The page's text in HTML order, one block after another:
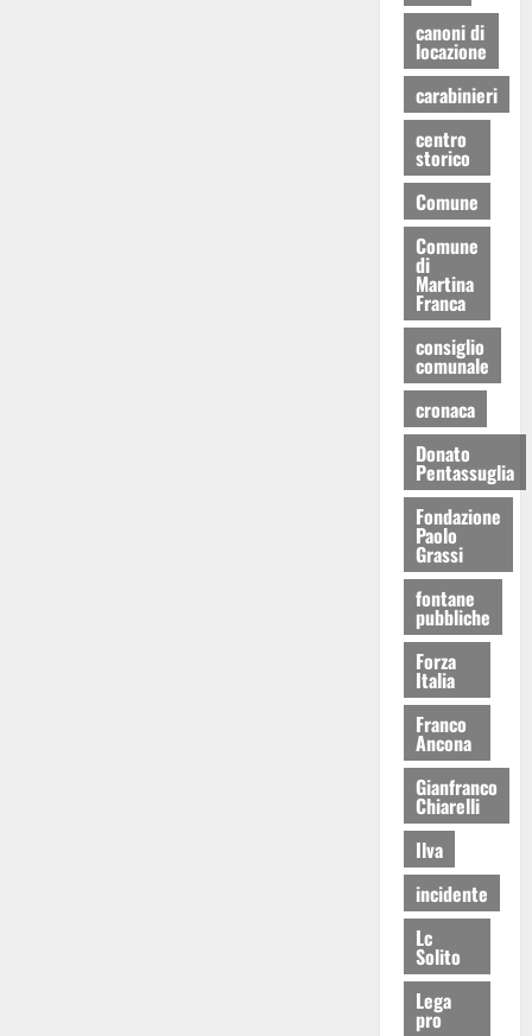
canoni di
locazione
carabinieri
centro
storico
Comune
Comune
di
Martina
Franca
consiglio
comunale
cronaca
Donato
Pentassuglia
Fondazione
Paolo
Grassi
fontane
pubbliche
Forza
Italia
Franco
Ancona
Gianfranco
Chiarelli
Ilva
incidente
Lc
Solito
Lega
pro